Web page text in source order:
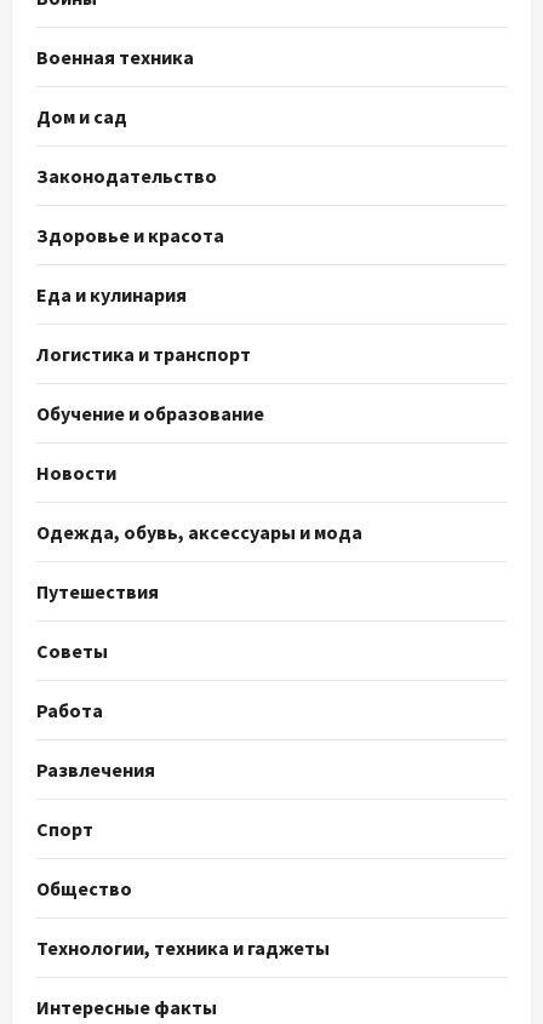
Военная техника
Дом и сад
Законодательство
Здоровье и красота
Еда и кулинария
Логистика и транспорт
Обучение и образование
Новости
Одежда, обувь, аксессуары и мода
Путешествия
Советы
Работа
Развлечения
Спорт
Общество
Технологии, техника и гаджеты
Интересные факты